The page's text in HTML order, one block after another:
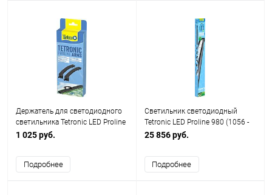
Держатель для светодиодного
светильника Tetronic LED Proline
380-980, для крепления
краях аквариумов без крышки
1 025 руб.
Подробнее
Cветильник светодиодный
Tetronic LED Proline 980 (1056 -
1294 мм с адаптерами)
25 856 руб.
Подробнее